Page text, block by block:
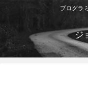
プログラ
ジ